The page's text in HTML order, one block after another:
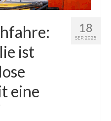
18
SEP. 2025
ist
eine